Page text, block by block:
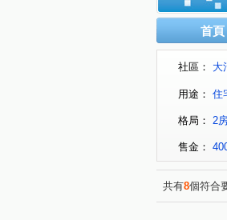
首頁
社區： 大
用途： 住
格局： 2
售金：
共有8個符合